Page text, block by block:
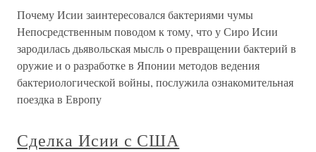
Почему Исии заинтересовался бактериями чумы
Непосредственным поводом к тому, что у Сиро Исии
зародилась дьявольская мысль о превращении бактерий в
оружие и о разработке в Японии методов ведения
бактериологической войны, послужила ознакомительная
поездка в Европу
Сделка Исии с США